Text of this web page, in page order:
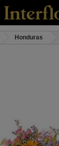
Honduras